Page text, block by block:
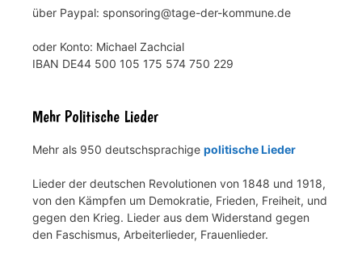
über Paypal: sponsoring@tage-der-kommune.de
oder Konto: Michael Zachcial
IBAN DE44 500 105 175 574 750 229
Mehr Politische Lieder
Mehr als 950 deutschsprachige politische Lieder
Lieder der deutschen Revolutionen von 1848 und 1918,
von den Kämpfen um Demokratie, Frieden, Freiheit, und
gegen den Krieg. Lieder aus dem Widerstand gegen
den Faschismus, Arbeiterlieder, Frauenlieder.